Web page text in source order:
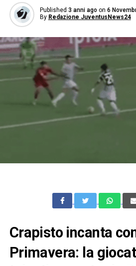
Published 3 anni ago on 6
By Redazione JuventusNews24
Crapisto incanta
Primavera: la